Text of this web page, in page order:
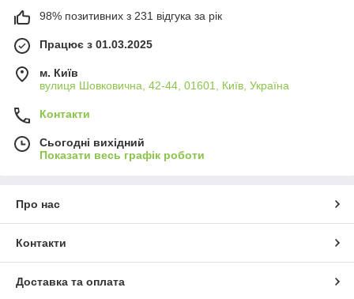
98% позитивних з 231 відгука за рік
Працює з 01.03.2025
м. Київ
вулиця Шовковична, 42-44, 01601, Київ, Україна
Контакти
Сьогодні вихідний
Показати весь графік роботи
Про нас
Контакти
Доставка та оплата